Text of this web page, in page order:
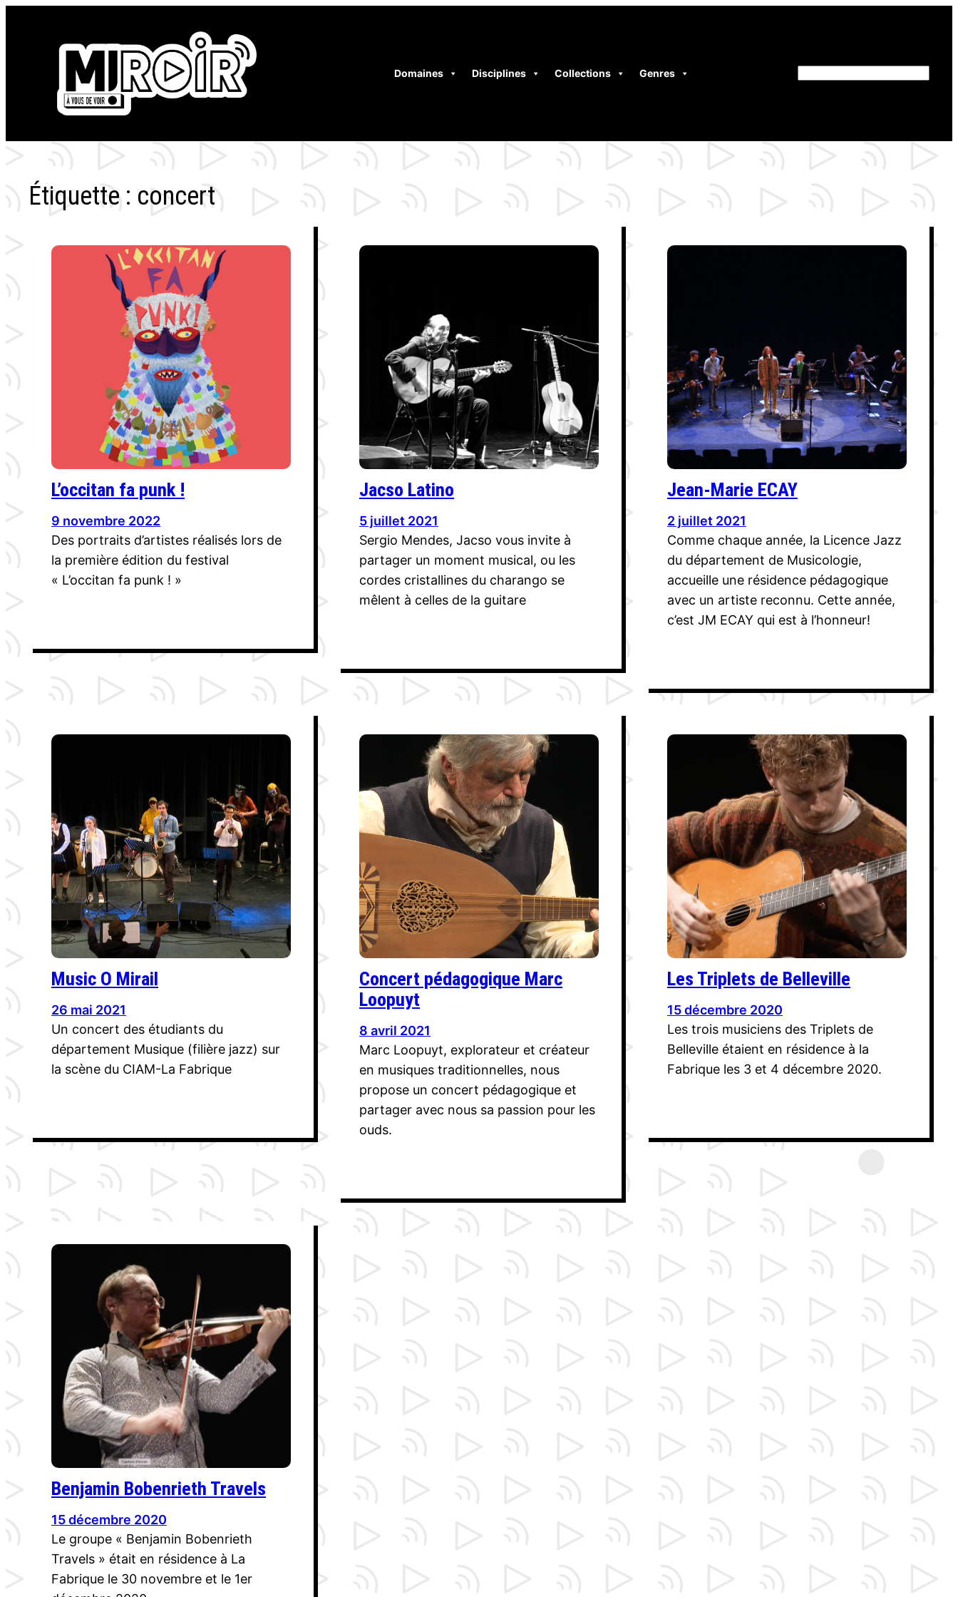
Domaines Disciplines Collections Genres
Étiquette : concert
L’occitan fa punk !
9 novembre 2022
Des portraits d’artistes réalisés lors de
la première édition du festival
« L’occitan fa punk ! »
Jacso Latino
5 juillet 2021
Sergio Mendes, Jacso vous invite à
partager un moment musical, ou les
cordes cristallines du charango se
mêlent à celles de la guitare
Jean-Marie ECAY
2 juillet 2021
Comme chaque année, la Licence Jazz
du département de Musicologie,
accueille une résidence pédagogique
avec un artiste reconnu. Cette année,
c’est JM ECAY qui est à l’honneur!
Music O Mirail
26 mai 2021
Un concert des étudiants du
département Musique (filière jazz) sur
la scène du CIAM-La Fabrique
Concert pédagogique Marc
Loopuyt
8 avril 2021
Marc Loopuyt, explorateur et créateur
en musiques traditionnelles, nous
propose un concert pédagogique et
partager avec nous sa passion pour les
ouds.
Les Triplets de Belleville
15 décembre 2020
Les trois musiciens des Triplets de
Belleville étaient en résidence à la
Fabrique les 3 et 4 décembre 2020.
Benjamin Bobenrieth Travels
15 décembre 2020
Le groupe « Benjamin Bobenrieth
Travels » était en résidence à La
Fabrique le 30 novembre et le 1er